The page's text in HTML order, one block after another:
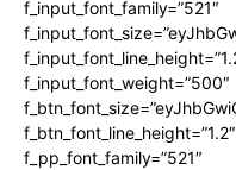
f_input_font_family=”521″
f_input_font_weight=”500″
f_pp_font_family=”521″